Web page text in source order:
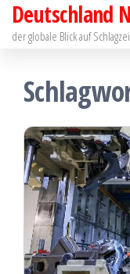
Zum
Inhalt
Deutschland
der globale Blick auf